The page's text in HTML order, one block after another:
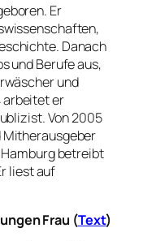
Er
Danach
und Berufe aus,
und
arbeitet er
Von 2005
Mitherausgeber
Hamburg betreibt
liest auf
Frau (Text)